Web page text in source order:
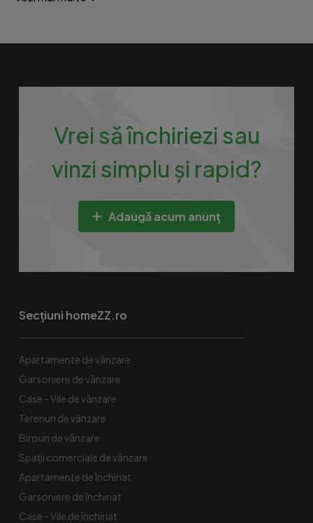
Vrei să închiriezi sau
vinzi simplu și rapid?
Adaugă acum anunț
Secțiuni homeZZ.ro
Apartamente de vânzare
Garsoniere de vânzare
Case - Vile de vânzare
Terenuri de vânzare
Birouri de vânzare
Spaţii comerciale de vânzare
Apartamente de închiriat
Garsoniere de închiriat
Case - Vile de închiriat